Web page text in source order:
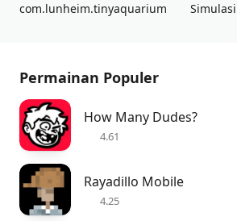
com.lunheim.tinyaquarium
Simulasi
Permainan Populer
How Many Dudes?
4.61
Rayadillo Mobile
4.25